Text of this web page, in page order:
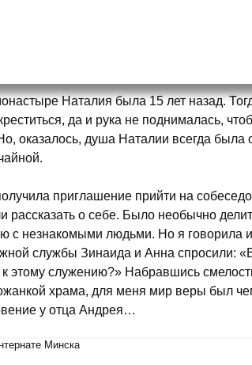
Наталия была 15 лет назад.
да и рука не поднималась,
оказалось, душа Наталии всегда была
приглашение прийти на
рассказать о себе. Было необычно
с незнакомыми людьми. Но я говорила
службы Зинаида и Анна спросили:
этому служению?» Набравшись
храма, для меня мир веры был
у отца Андрея…